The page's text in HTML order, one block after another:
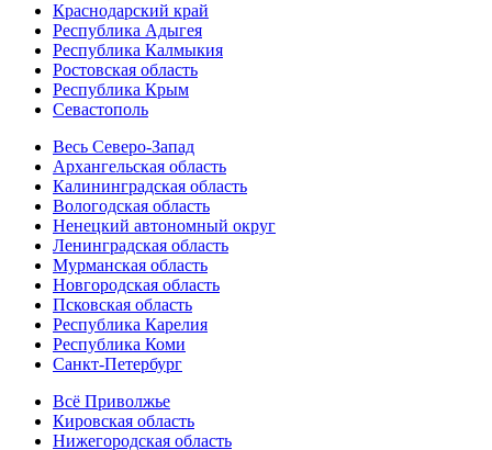
Краснодарский край
Республика Адыгея
Республика Калмыкия
Ростовская область
Республика Крым
Севастополь
Весь Северо-Запад
Архангельская область
Калининградская область
Вологодская область
Ненецкий автономный округ
Ленинградская область
Мурманская область
Новгородская область
Псковская область
Республика Карелия
Республика Коми
Санкт-Петербург
Всё Приволжье
Кировская область
Нижегородская область